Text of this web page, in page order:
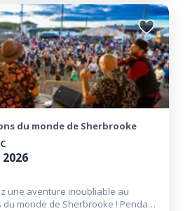
Ajouter
aux
favoris
du monde de Sherbrooke
une aventure inoubliable au
monde de Sherbrooke ! Pendant